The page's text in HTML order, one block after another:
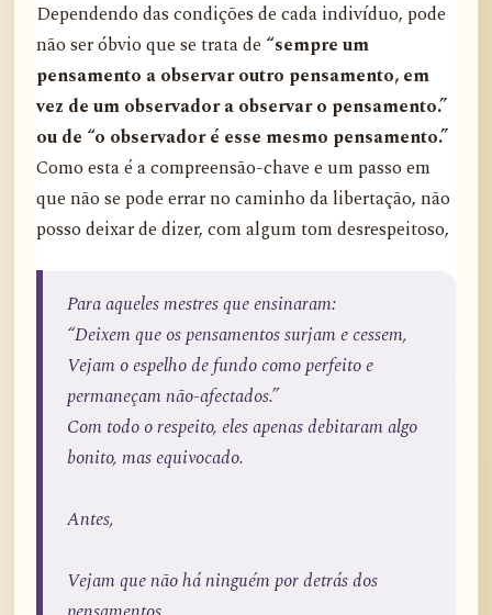
Dependendo das condições de cada indivíduo, pode
não ser óbvio que se trata de “sempre um
pensamento a observar outro pensamento, em
vez de um observador a observar o pensamento.”
ou de “o observador é esse mesmo pensamento.”
Como esta é a compreensão-chave e um passo em
que não se pode errar no caminho da libertação, não
posso deixar de dizer, com algum tom desrespeitoso,
Para aqueles mestres que ensinaram:
“Deixem que os pensamentos surjam e cessem,
Vejam o espelho de fundo como perfeito e
permaneçam não-afectados.”
Com todo o respeito, eles apenas debitaram algo
bonito, mas equivocado.
Antes,
Vejam que não há ninguém por detrás dos